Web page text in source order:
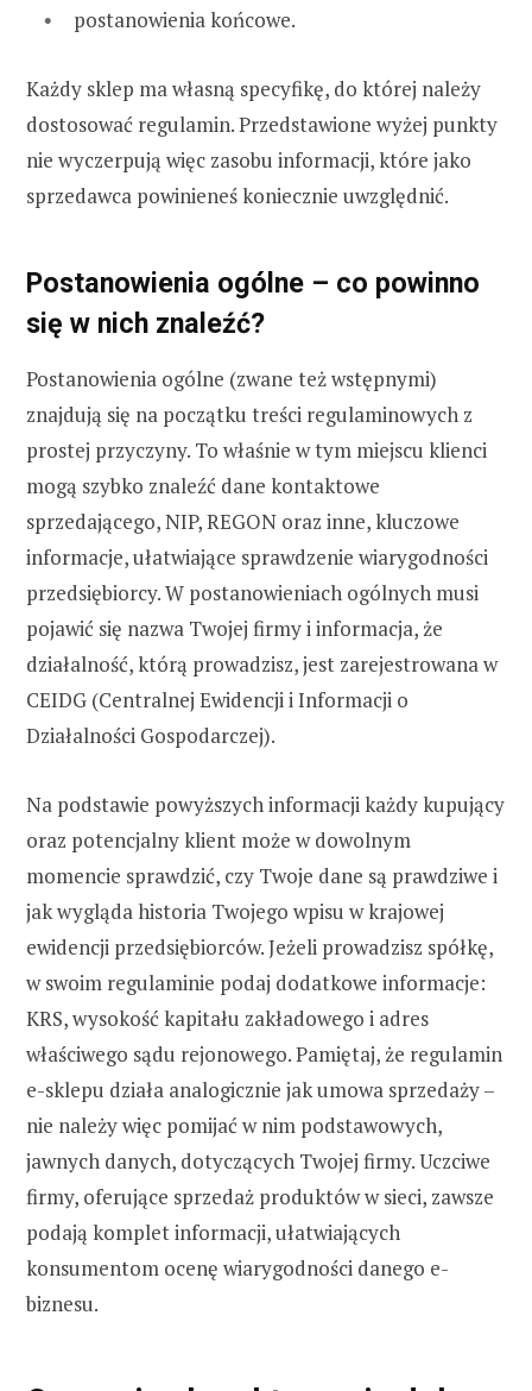
postanowienia końcowe.
Każdy sklep ma własną specyfikę, do której należy
dostosować regulamin. Przedstawione wyżej punkty
nie wyczerpują więc zasobu informacji, które jako
sprzedawca powinieneś koniecznie uwzględnić.
Postanowienia ogólne – co powinno
się w nich znaleźć?
Postanowienia ogólne (zwane też wstępnymi)
znajdują się na początku treści regulaminowych z
prostej przyczyny. To właśnie w tym miejscu klienci
mogą szybko znaleźć dane kontaktowe
sprzedającego, NIP, REGON oraz inne, kluczowe
informacje, ułatwiające sprawdzenie wiarygodności
przedsiębiorcy. W postanowieniach ogólnych musi
pojawić się nazwa Twojej firmy i informacja, że
działalność, którą prowadzisz, jest zarejestrowana w
CEIDG (Centralnej Ewidencji i Informacji o
Działalności Gospodarczej).
Na podstawie powyższych informacji każdy kupujący
oraz potencjalny klient może w dowolnym
momencie sprawdzić, czy Twoje dane są prawdziwe i
jak wygląda historia Twojego wpisu w krajowej
ewidencji przedsiębiorców. Jeżeli prowadzisz spółkę,
w swoim regulaminie podaj dodatkowe informacje:
KRS, wysokość kapitału zakładowego i adres
właściwego sądu rejonowego. Pamiętaj, że regulamin
e-sklepu działa analogicznie jak umowa sprzedaży –
nie należy więc pomijać w nim podstawowych,
jawnych danych, dotyczących Twojej firmy. Uczciwe
firmy, oferujące sprzedaż produktów w sieci, zawsze
podają komplet informacji, ułatwiających
konsumentom ocenę wiarygodności danego e-
biznesu.